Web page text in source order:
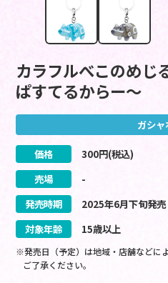
カラフルべこのめじ
ぱすてるからー～
ガシャ
価格 300円(税込)
売場
-
発売時期
2025年6月下旬発売
対象年齢
15歳以上
※発売日（予定）は地域・店舗などに
ご了承ください。